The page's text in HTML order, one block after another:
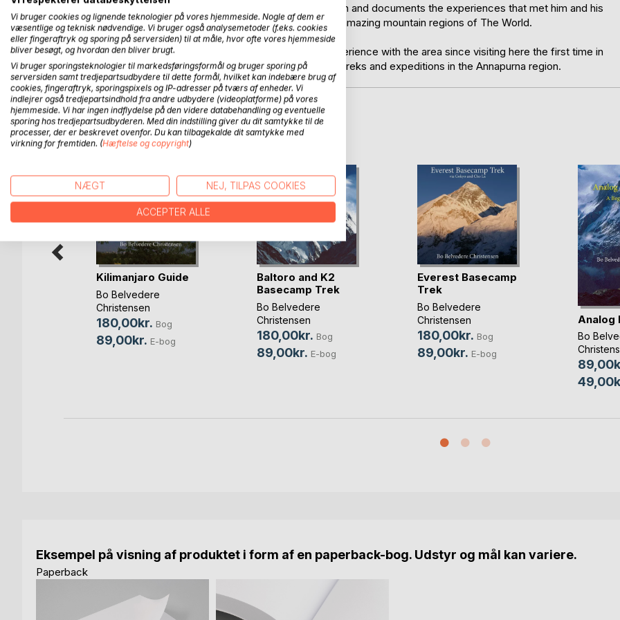
It's based on several treks done in both spring and autumn and documents the experiences that met him and his
groups during this beautiful trek through one of the most amazing mountain regions of The World.
The descriptions are based on the authors extensive experience with the area since visiting here the first time in
1991 on route to climb Dhaulagiri, and since doing several treks and expeditions in the Annapurna region.
FLERE TITLER HOSBoD
Kilimanjaro Guide
Bo Belvedere
Christensen
180,00kr. Bog
89,00kr. E-bog
Baltoro and K2
Basecamp Trek
Bo Belvedere
Christensen
180,00kr. Bog
89,00kr. E-bog
Everest Basecamp
Trek
Bo Belvedere
Christensen
180,00kr. Bog
89,00kr. E-bog
Analog
Bo
Eksempel på visning af produktet i form af en paperback-bog. Udstyr og mål kan variere.
Paperback
Vi bruger cookies og lignende teknologier på vores hjemmeside. Nogle af dem er
væsentlige og teknisk nødvendige. Vi bruger også analysemetoder (f.eks. cookies
eller fingeraftryk og sporing på serversiden) til at måle, hvor ofte vores hjemmeside
bliver besøgt, og hvordan den bliver brugt.
Vi bruger sporingsteknologier til markedsføringsformål og bruger sporing på
serversiden samt tredjepartsudbydere til dette formål, hvilket kan indebære brug af
cookies, fingeraftryk, sporingspixels og IP-adresser på tværs af enheder. Vi
indlejrer også tredjepartsindhold fra andre udbydere (videoplatforme) på vores
hjemmeside. Vi har ingen indflydelse på den videre databehandling og eventuelle
sporing hos tredjepartsudbyderen. Med din indstilling giver du dit samtykke til de
processer, der er beskrevet ovenfor. Du kan tilbagekalde dit samtykke med
virkning for fremtiden. (Hæftelse og copyright)
NÆGT NEJ, TILPAS COOKIES
ACCEPTER ALLE